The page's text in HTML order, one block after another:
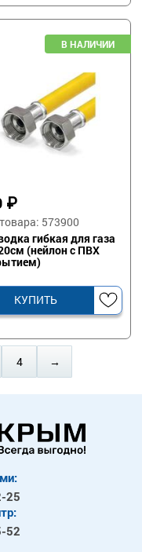
₽
573900
гибкая для газа
(нейлон с ПВХ
КУПИТЬ
4 →
25
52